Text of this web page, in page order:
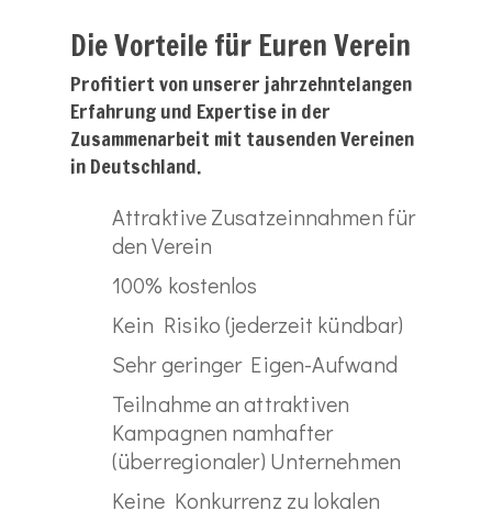
Die Vorteile für Euren Verein
Profitiert von unserer jahrzehntelangen
Erfahrung und Expertise in der
Zusammenarbeit mit tausenden Vereinen
in Deutschland.
Attraktive Zusatzeinnahmen für
den Verein
100% kostenlos
Kein Risiko (jederzeit kündbar)
Sehr geringer Eigen-Aufwand
Teilnahme an attraktiven
Kampagnen namhafter
(überregionaler) Unternehmen
Keine Konkurrenz zu lokalen